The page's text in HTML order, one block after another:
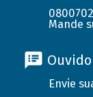
Mande
Envie